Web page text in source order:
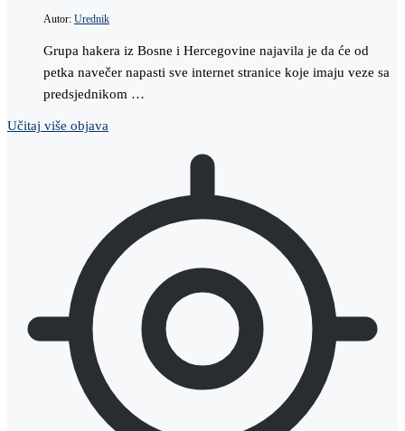
Autor: Urednik
Grupa hakera iz Bosne i Hercegovine najavila je da će od
petka navečer napasti sve internet stranice koje imaju veze sa
predsjednikom …
Učitaj više objava